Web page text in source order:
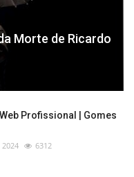
Morte de Ricardo
Profissional | Gomes
6312